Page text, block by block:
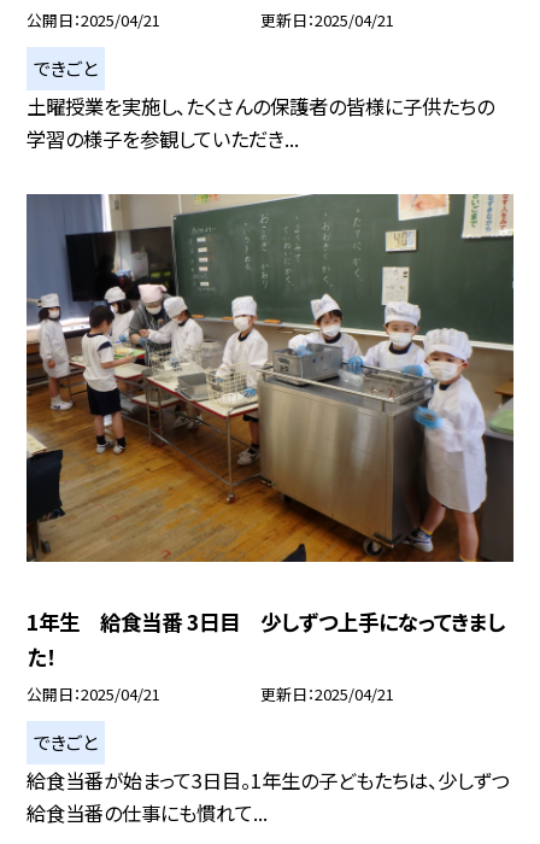
公開日 2025/04/21 更新日 2025/04/21
できごと
土曜授業を実施し、たくさんの保護者の皆様に子供たちの
学習の様子を参観していただき...
1年生 給食当番 3日目 少しずつ上手になってきまし
た！
公開日 2025/04/21 更新日 2025/04/21
できごと
給食当番が始まって3日目。1年生の子どもたちは、少しずつ
給食当番の仕事にも慣れて...